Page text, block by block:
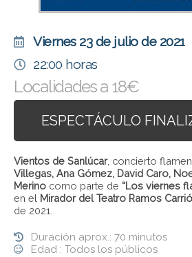
Viernes 23 de julio de 2021
22:00 horas
Localidades a 18€
ESPECTÁCULO
Vientos de Sanlúcar, concierto
Villegas, Ana Gómez, David Caro,
Merino como parte de “Los viernes
en el Mirador del Teatro Ramos
de 2021.
Duración aprox.: 70 minutos
Edad : Todos los públicos